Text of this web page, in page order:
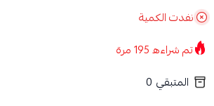
نفدت الكمية
تم شراءه195مرة
المتبقي 0